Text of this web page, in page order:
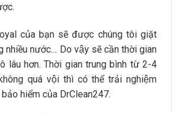
của bạn sẽ được chúng tôi giặt
nhiều nước… Do vậy sẽ cần thời gian
lâu hơn. Thời gian trung bình từ 2-4
quá vội thì có thể trải nghiệm
hiểm của DrClean247.